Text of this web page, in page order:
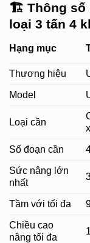
🏗 Thông số
loại 3 tấn 4
Hạng mục
Thương hiệu
Model
Loại cần
Số đoạn cần
Sức nâng lớn
nhất
Tầm với tối đa
Chiều cao
nâng tối đa